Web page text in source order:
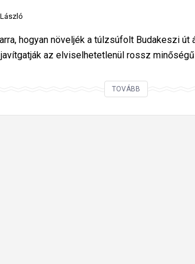
hogyan növeljék a túlzsúfolt Budakeszi
az elviselhetetlenül rossz minőségű
TOVÁBB
M